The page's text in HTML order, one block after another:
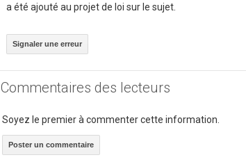
a été ajouté au projet de loi sur le sujet.
Signaler une erreur
Commentaires des lecteurs
Soyez le premier à commenter cette information.
Poster un commentaire